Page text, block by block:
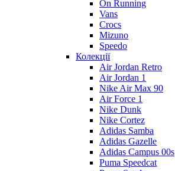
On Running
Vans
Crocs
Mizuno
Speedo
Колекції
Air Jordan Retro
Air Jordan 1
Nike Air Max 90
Air Force 1
Nike Dunk
Nike Cortez
Adidas Samba
Adidas Gazelle
Adidas Campus 00s
Puma Speedcat